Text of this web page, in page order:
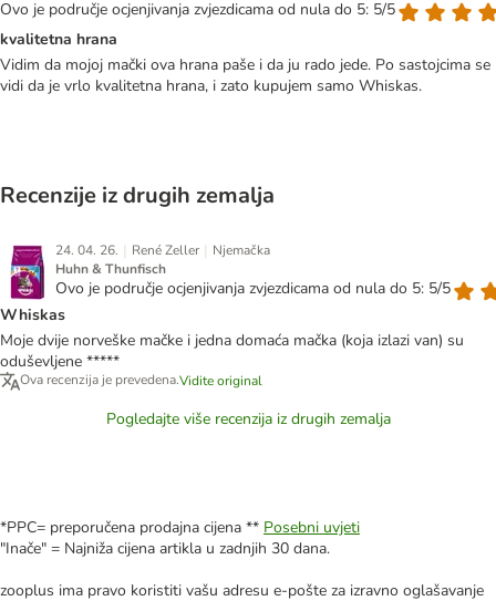
Ovo je područje ocjenjivanja zvjezdicama od nula do 5: 5/5
kvalitetna hrana
Vidim da mojoj mački ova hrana paše i da ju rado jede. Po sastojcima se
vidi da je vrlo kvalitetna hrana, i zato kupujem samo Whiskas.
Recenzije iz drugih zemalja
24. 04. 26. | René Zeller | Njemačka
Huhn & Thunfisch
Ovo je područje ocjenjivanja zvjezdicama od nula do 5: 5/5
Whiskas
Moje dvije norveške mačke i jedna domaća mačka (koja izlazi van) su
oduševljene *****
Ova recenzija je prevedena.Vidite original
Pogledajte više recenzija iz drugih zemalja
*PPC= preporučena prodajna cijena ** Posebni uvjeti
"Inače" = Najniža cijena artikla u zadnjih 30 dana.
zooplus ima pravo koristiti vašu adresu e-pošte za izravno oglašavanje